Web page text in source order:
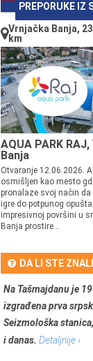
PREPORUKE IZ
Vrnjačka Banja,
km
AQUA PARK
Banja
Otvaranje 12.06.2026.
osmišljen kao mesto
pronalaze svoj način
igre do potpunog
impresivnoj površini u
Banja prostire...
DA LI STE
Na Tašmajdanu je
izgrađena prva
Seizmološka
i danas. Detaljnije ›